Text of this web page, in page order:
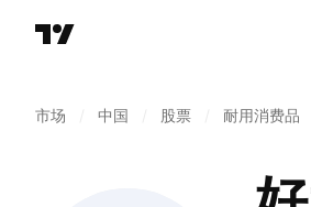
市场 中国 股票 耐用消费品